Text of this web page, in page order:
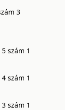
3
5 szám 1
4 szám 1
3 szám 1